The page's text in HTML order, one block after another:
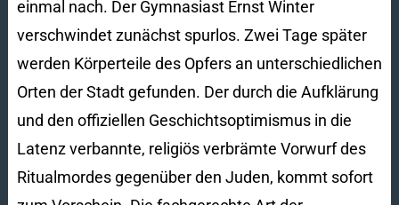
einmal nach. Der Gymnasiast Ernst Winter
verschwindet zunächst spurlos. Zwei Tage später
werden Körperteile des Opfers an unterschiedlichen
Orten der Stadt gefunden. Der durch die Aufklärung
und den offiziellen Geschichtsoptimismus in die
Latenz verbannte, religiös verbrämte Vorwurf des
Ritualmordes gegenüber den Juden, kommt sofort